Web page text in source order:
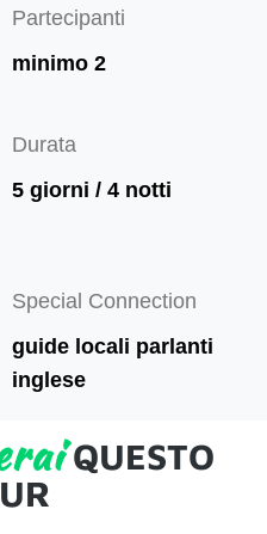
Partecipanti
minimo 2
Durata
5 giorni / 4 notti
Special Connection
guide locali parlanti
inglese
QUESTO